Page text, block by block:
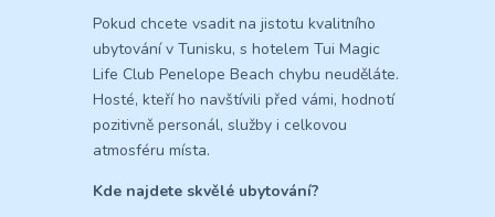
Pokud chcete vsadit na jistotu kvalitního
ubytování v Tunisku, s hotelem Tui Magic
Life Club Penelope Beach chybu neuděláte.
Hosté, kteří ho navštívili před vámi, hodnotí
pozitivně personál, služby i celkovou
atmosféru místa.
Kde najdete skvělé ubytování?